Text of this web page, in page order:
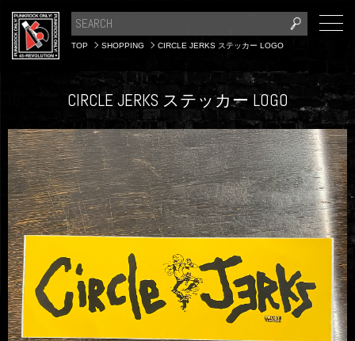
TOP SHOPPING CIRCLE JERKS ステッカー LOGO
CIRCLE JERKS ステッカー LOGO